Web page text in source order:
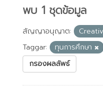
พบ 1 ชุดข้อมูล
สัญญาอนุญาต:
Taggar:
ทุนการศึกษา
กรองผลลัพธ์